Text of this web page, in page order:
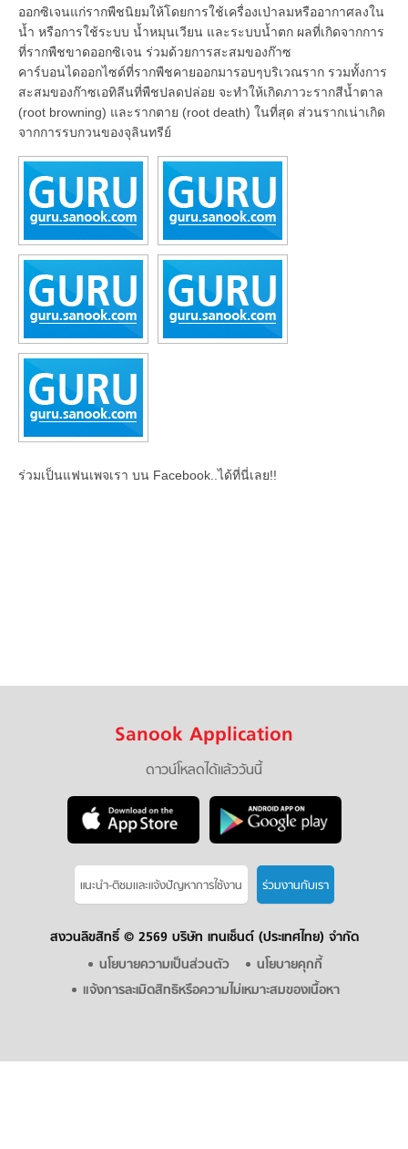
ออกซิเจนแก่รากพืชนิยมให้โดยการใช้เครื่องเป่าลมหรืออากาศลงใน
น้ำ หรือการใช้ระบบ น้ำหมุนเวียน และระบบน้ำตก ผลที่เกิดจากการ
ที่รากพืชขาดออกซิเจน ร่วมด้วยการสะสมของก๊าซ
คาร์บอนไดออกไซด์ที่รากพืชคายออกมารอบๆบริเวณราก รวมทั้งการ
สะสมของก๊าซเอทิลีนที่พืชปลดปล่อย จะทำให้เกิดภาวะรากสีน้ำตาล
(root browning) และรากตาย (root death) ในที่สุด ส่วนรากเน่าเกิด
จากการรบกวนของจุลินทรีย์
ร่วมเป็นแฟนเพจเรา บน Facebook..ได้ที่นี่เลย!!
Sanook Application
ดาวน์โหลดได้แล้ววันนี้
แนะนำ-ติชมเเละแจ้งปัญหาการใช้งาน ร่วมงานกับเรา
สงวนลิขสิทธิ์ © 2569 บริษัท เทนเซ็นต์ (ประเทศไทย) จำกัด
นโยบายความเป็นส่วนตัว
นโยบายคุกกี้
แจ้งการละเมิดสิทธิหรือความไม่เหมาะสมของเนื้อหา